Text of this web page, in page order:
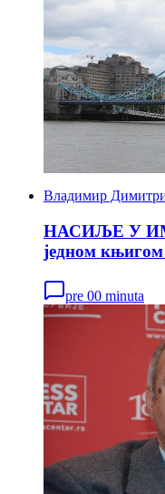
Владимир
НАСИЉЕ У
једном
pre 00 minuta